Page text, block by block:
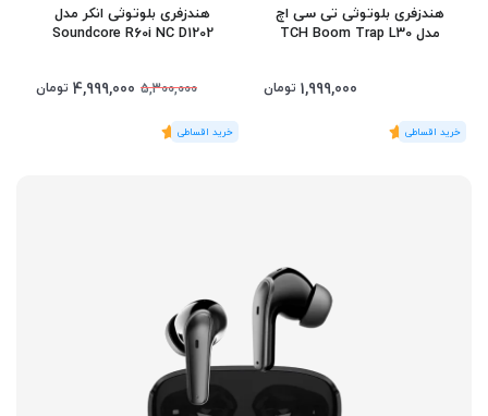
هندزفری بلوتوثی تی سی اچ
مدل TCH Boom Trap L30
1,999,000 تومان
(1رای)
5
هندزفری بلوتوثی انکر مدل
Soundcore R60i NC D1202
5,300,000
4,999,000 تومان
(1رای)
5